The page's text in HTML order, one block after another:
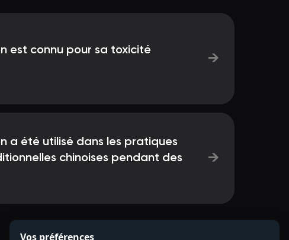
est connu pour sa toxicité
→
a été utilisé dans les pratiques
chinoises pendant des
→
Vos préférences